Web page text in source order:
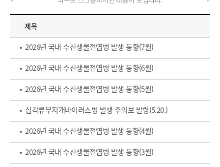
제목
• 2026년 국내 수산생물전염병 발생 동향(7월)
• 2026년 국내 수산생물전염병 발생 동향(6월)
• 2026년 국내 수산생물전염병 발생 동향(5월)
• 십각류무지개바이러스병 발생 주의보 발령(5.20.)
• 2026년 국내 수산생물전염병 발생 동향(4월)
• 2026년 국내 수산생물전염병 발생 동향(3월)